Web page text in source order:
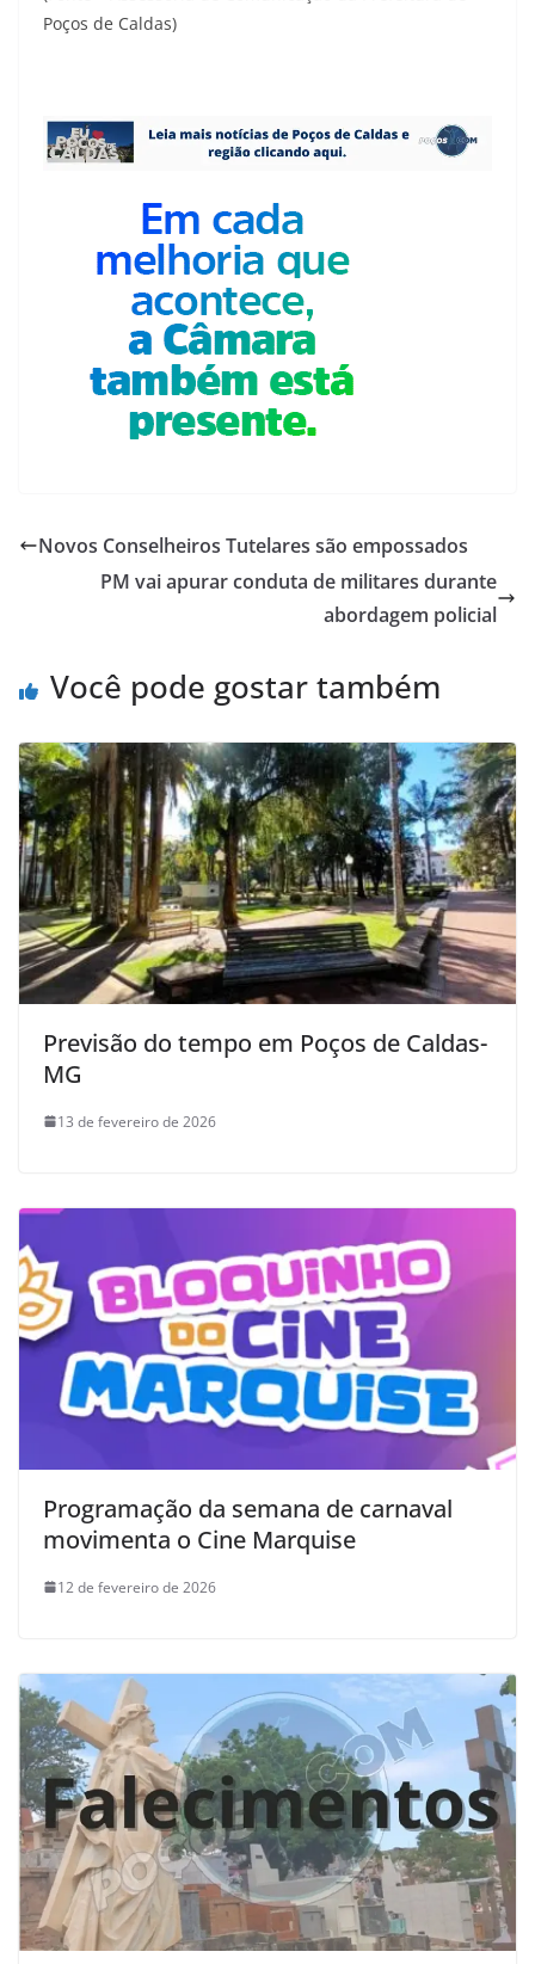
Poços de Caldas)
Novos Conselheiros Tutelares são empossados
PM vai apurar conduta de militares durante
abordagem policial
Você pode gostar também
Previsão do tempo em Poços de Caldas-
MG
13 de fevereiro de 2026
Programação da semana de carnaval
movimenta o Cine Marquise
12 de fevereiro de 2026